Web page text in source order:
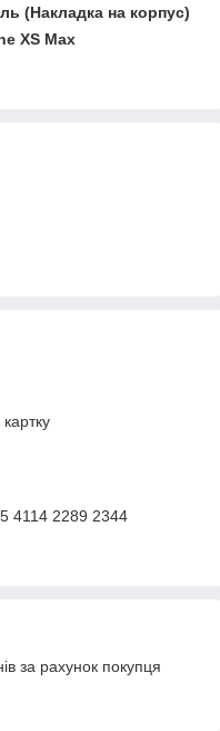
(Накладка на корпус)
XS Max
4114 2289 2344
за рахунок покупця